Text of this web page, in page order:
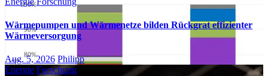
Wärmepumpen und Wärmenetze bilden Rückgrat effizienter
Wärmeversorgung
Aug. 5, 2026 Philipp
Energie Forschung